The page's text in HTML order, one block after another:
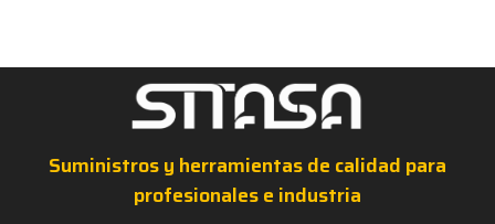
Suministros y herramientas de calidad para
profesionales e industria